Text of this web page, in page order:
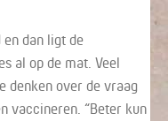
en dan ligt de
al op de mat. Veel
denken over de vraag
vaccineren. “Beter kun